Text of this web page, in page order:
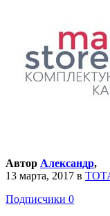
Автор Александр,
13 марта, 2017 в
Подписчики 0